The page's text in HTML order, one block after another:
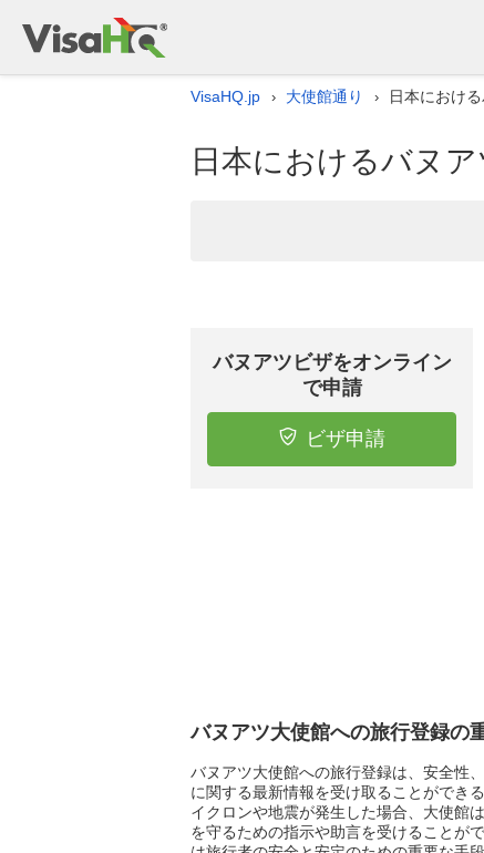
VisaHQ.jp › 大使館通り › 日本におけ
日本におけるバヌ
バヌアツ大使館への旅行登録の
バヌアツ大使館への旅行登録は、安全性
に関する最新情報を受け取ることができ
イクロンや地震が発生した場合、大使館
を守るための指示や助言を受けることが
バヌアツビザをオンライン
で申請
ビザ申請